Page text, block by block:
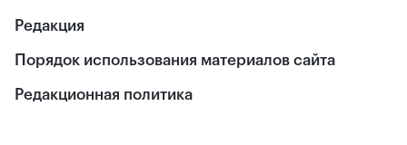
Редакция
Порядок использования материалов сайта
Редакционная политика